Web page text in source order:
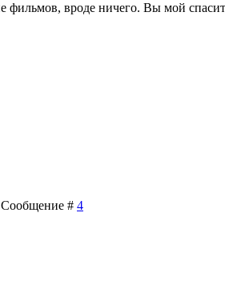
вроде ничего. Вы мой
Сообщение # 4